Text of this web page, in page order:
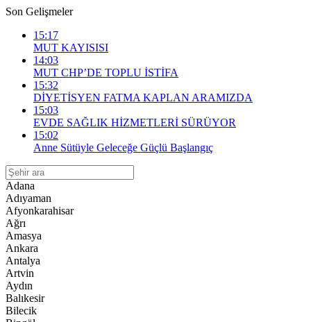
Son Gelişmeler
15:17
MUT KAYISISI
14:03
MUT CHP’DE TOPLU İSTİFA
15:32
DİYETİSYEN FATMA KAPLAN ARAMIZDA
15:03
EVDE SAĞLIK HİZMETLERİ SÜRÜYOR
15:02
Anne Sütüyle Geleceğe Güçlü Başlangıç
Adana
Adıyaman
Afyonkarahisar
Ağrı
Amasya
Ankara
Antalya
Artvin
Aydın
Balıkesir
Bilecik